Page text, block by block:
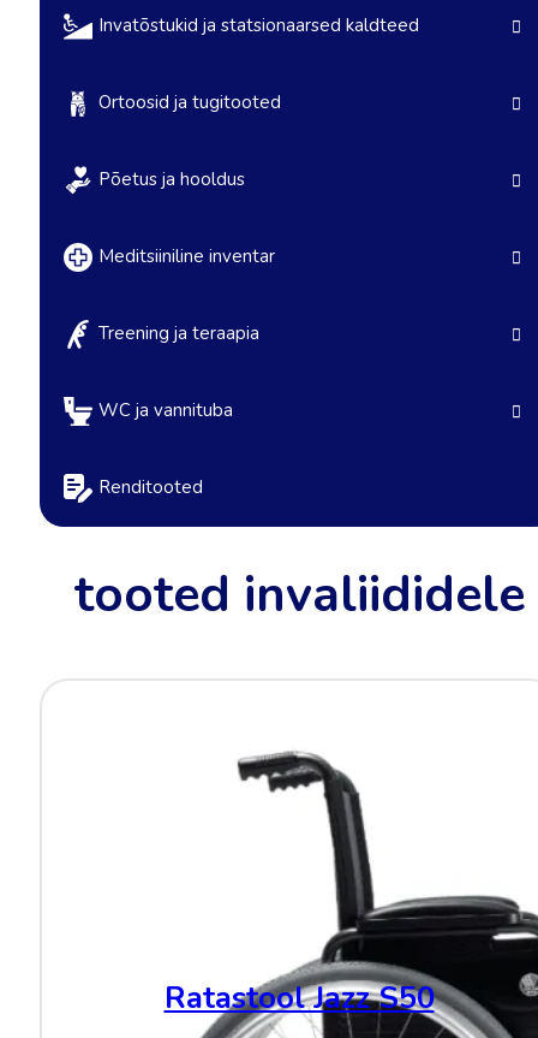
Invatõstukid ja statsionaarsed kaldteed
Ortoosid ja tugitooted
Põetus ja hooldus
Meditsiiniline inventar
Treening ja teraapia
WC ja vannituba
Renditooted
tooted invaliididele
Ratastool Jazz S50